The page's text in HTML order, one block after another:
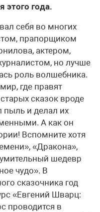
этого года.
себя во многих
прапорщиком
актером,
но лучше
роль волшебника.
где правят
сказок вроде
пыль и делал их
А как он
Вспомните хотя
«Дракона»,
шедевр
чудо». В
сказочника год
«Евгений Шварц:
проводится в